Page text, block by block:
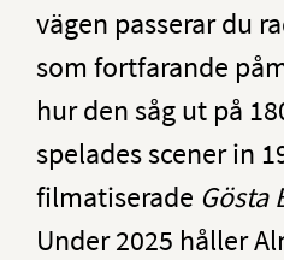
vägen passerar du
som fortfarande
hur den såg ut på
spelades scener in
filmatiserade Gösta
Under 2025 håller